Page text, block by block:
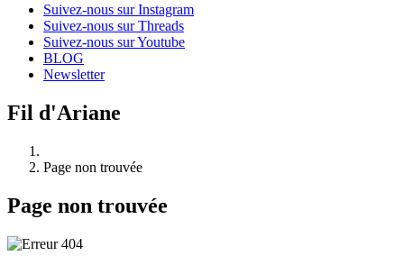
Suivez-nous sur Instagram
Suivez-nous sur Threads
Suivez-nous sur Youtube
BLOG
Newsletter
Fil d'Ariane
Page non trouvée
Page non trouvée